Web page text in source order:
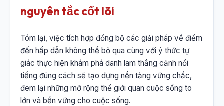
nguyên tắc cốt lõi
Tóm lại, việc tích hợp đồng bộ các giải pháp về điểm
đến hấp dẫn không thể bỏ qua cùng với ý thức tự
giác thực hiện khám phá danh lam thắng cảnh nổi
tiếng đúng cách sẽ tạo dựng nền tảng vững chắc,
đem lại những mở rộng thế giới quan cuộc sống to
lớn và bền vững cho cuộc sống.